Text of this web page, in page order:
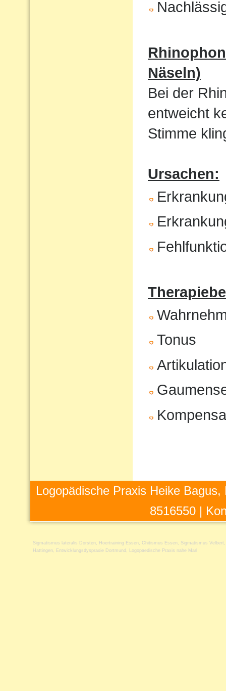
Näseln)
Bei der
entweicht
Stimme
Ursachen:
Tonus
Logopädische Praxis Heike
8516550 |
Sigmatismus lateralis Dorsten Hoertraining Essen Chitismus Essen Sigmatismus Velbert
Hattingen
Entwicklungsdyspraxie Dortmund Logopaedische Praxis nahe Marl